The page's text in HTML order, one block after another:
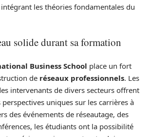
les théories fondamentales du
solide durant sa formation
Business School place un fort
de réseaux professionnels. Les
intervenants de divers secteurs offrent
uniques sur les carrières à
des événements de réseautage, des
les étudiants ont la possibilité